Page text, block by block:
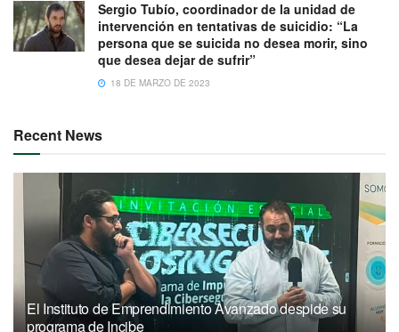
Sergio Tubío, coordinador de la unidad de
intervención en tentativas de suicidio: “La
persona que se suicida no desea morir, sino
que desea dejar de sufrir”
18 DE MARZO DE 2023
Recent News
El Instituto de Emprendimiento Avanzado despide su
programa de Incibe